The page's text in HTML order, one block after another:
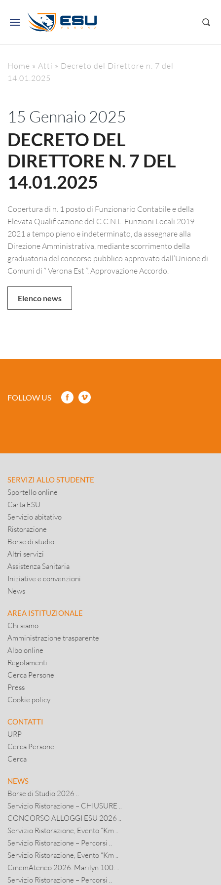
Home » Atti » Decreto del Direttore n. 7 del
14.01.2025
15 Gennaio 2025
DECRETO DEL
DIRETTORE N. 7 DEL
14.01.2025
Copertura di n. 1 posto di Funzionario Contabile e della
Elevata Qualificazione del C.C.N.L. Funzioni Locali 2019-
2021 a tempo pieno e indeterminato, da assegnare alla
Direzione Amministrativa, mediante scorrimento della
graduatoria del concorso pubblico approvato dall’Unione di
Comuni di “ Verona Est ”. Approvazione Accordo.
Elenco news
FOLLOW US
SERVIZI ALLO STUDENTE
Sportello online
Carta ESU
Servizio abitativo
Ristorazione
Borse di studio
Altri servizi
Assistenza Sanitaria
Iniziative e convenzioni
News
AREA ISTITUZIONALE
Chi siamo
Amministrazione trasparente
Albo online
Regolamenti
Cerca Persone
Press
Cookie policy
CONTATTI
URP
Cerca Persone
Cerca
NEWS
Borse di Studio 2026 ..
Servizio Ristorazione – CHIUSURE ..
CONCORSO ALLOGGI ESU 2026 ..
Servizio Ristorazione, Evento “Km ..
Servizio Ristorazione – Percorsi ..
Servizio Ristorazione, Evento “Km ..
CinemAteneo 2026. Marilyn 100. ..
Servizio Ristorazione – Percorsi ..